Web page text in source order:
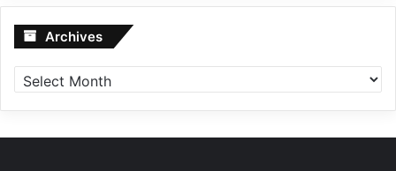
Archives Archives